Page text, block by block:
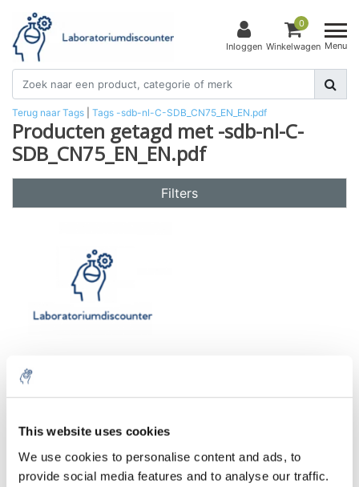
This website uses cookies
We use cookies to personalise content and ads, to
provide social media features and to analyse our traffic.
Inloggen
0
Winkelwagen Menu
Terug naar Tags Tags -sdb-nl-C-SDB_CN75_EN_EN.pdf
Producten getagd met -sdb-nl-C-
SDB_CN75_EN_EN.pdf
Filters
€35,93 Excl. btw